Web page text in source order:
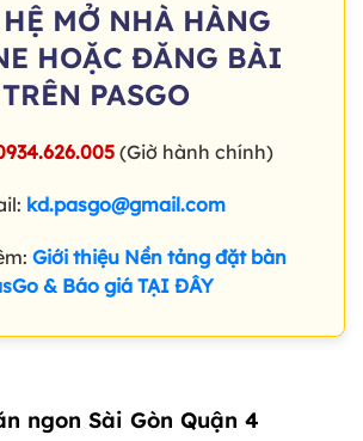
MỞ NHÀ HÀNG
HOẶC ĐĂNG BÀI
TRÊN PASGO
(Giờ hành chính)
kd.pasgo@gmail.com
Giới thiệu Nền tảng đặt bàn
& Báo giá TẠI ĐÂY
ngon Sài Gòn Quận 4